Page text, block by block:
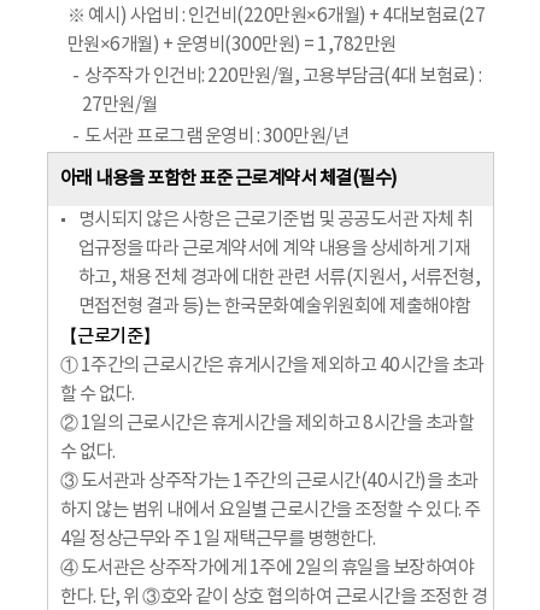
※ 예시) 사업비 : 인건비(220만원×6개월) + 4대보험료(27
만원×6개월) + 운영비(300만원) = 1,782만원
상주작가 인건비: 220만원/월, 고용부담금(4대 보험료) :
27만원/월
도서관 프로그램 운영비 : 300만원/년
아래 내용을 포함한 표준 근로계약서 체결(필수)
명시되지 않은 사항은 근로기준법 및 공공도서관 자체 취
업규정을 따라 근로계약서에 계약 내용을 상세하게 기재
하고, 채용 전체 경과에 대한 관련 서류(지원서, 서류전형,
면접전형 결과 등)는 한국문화예술위원회에 제출해야함
【근로기준】
① 1주간의 근로시간은 휴게시간을 제외하고 40시간을 초과
할 수 없다.
② 1일의 근로시간은 휴게시간을 제외하고 8시간을 초과할
수 없다.
③ 도서관과 상주작가는 1주간의 근로시간(40시간)을 초과
하지 않는 범위 내에서 요일별 근로시간을 조정할 수 있다. 주
4일 정상근무와 주 1일 재택근무를 병행한다.
④ 도서관은 상주작가에게 1주에 2일의 휴일을 보장하여야
한다. 단, 위 ③호와 같이 상호 협의하여 근로시간을 조정한 경